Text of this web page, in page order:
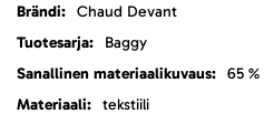
LisätietojaChaud Devant
Baggy
65
tekstiili